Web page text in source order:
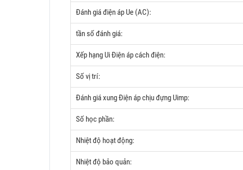
Đánh giá điện áp Ue (AC):
tần số đánh giá:
Xếp hạng Ui Điện áp cách điện:
Số vị trí:
Đánh giá xung Điện áp chịu đựng Uimp:
Số học phần:
Nhiệt độ hoạt động:
Nhiệt độ bảo quản: